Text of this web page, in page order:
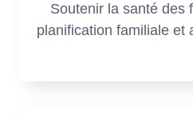
Soutenir la santé des
planification familiale et